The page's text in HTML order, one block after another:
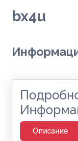
bx4u
Описание